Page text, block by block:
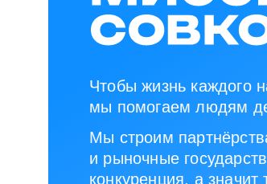
Чтобы жизнь каждого
мы помогаем людям
Мы строим
и рыночные
конкуренция, а